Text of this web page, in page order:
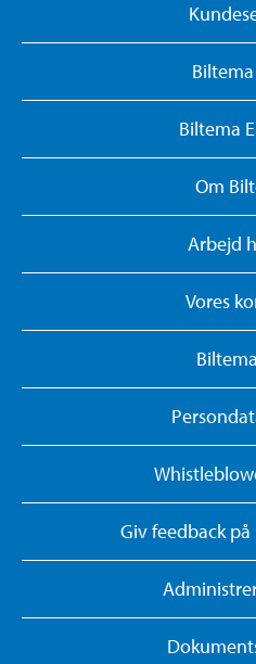
Biltema
Om
Arbejd
Vores
Giv feedback